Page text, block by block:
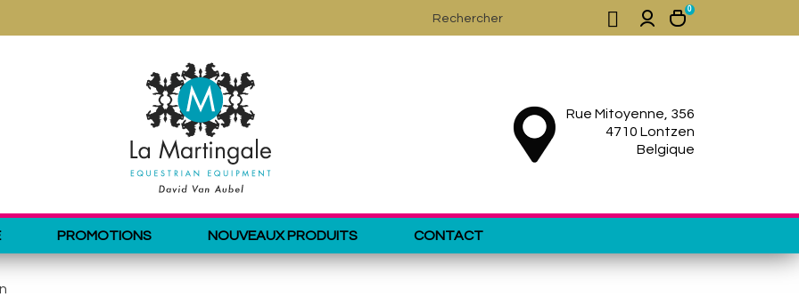
 0
Rue Mitoyenne, 356
4710 Lontzen
Belgique
PROMOTIONS NOUVEAUX PRODUITS CONTACT